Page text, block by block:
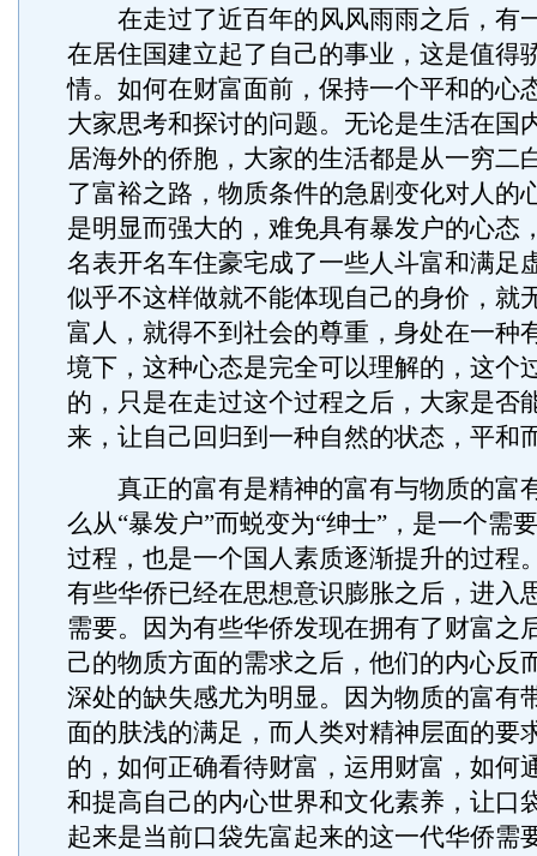
在走过了近百年的风风雨雨之后，有
在居住国建立起了自己的事业，这是值得
情。如何在财富面前，保持一个平和的心
大家思考和探讨的问题。无论是生活在国
居海外的侨胞，大家的生活都是从一穷二
了富裕之路，物质条件的急剧变化对人的
是明显而强大的，难免具有暴发户的心态
名表开名车住豪宅成了一些人斗富和满足
似乎不这样做就不能体现自己的身价，就
富人，就得不到社会的尊重，身处在一种
境下，这种心态是完全可以理解的，这个
的，只是在走过这个过程之后，大家是否
来，让自己回归到一种自然的状态，平和
真正的富有是精神的富有与物质的富
么从“暴发户”而蜕变为“绅士”，是一个需
过程，也是一个国人素质逐渐提升的过程
有些华侨已经在思想意识膨胀之后，进入
需要。因为有些华侨发现在拥有了财富之
己的物质方面的需求之后，他们的内心反
深处的缺失感尤为明显。因为物质的富有
面的肤浅的满足，而人类对精神层面的要
的，如何正确看待财富，运用财富，如何
和提高自己的内心世界和文化素养，让口
起来是当前口袋先富起来的这一代华侨需